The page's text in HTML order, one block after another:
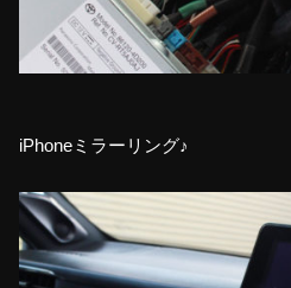
iPhoneミラーリング♪